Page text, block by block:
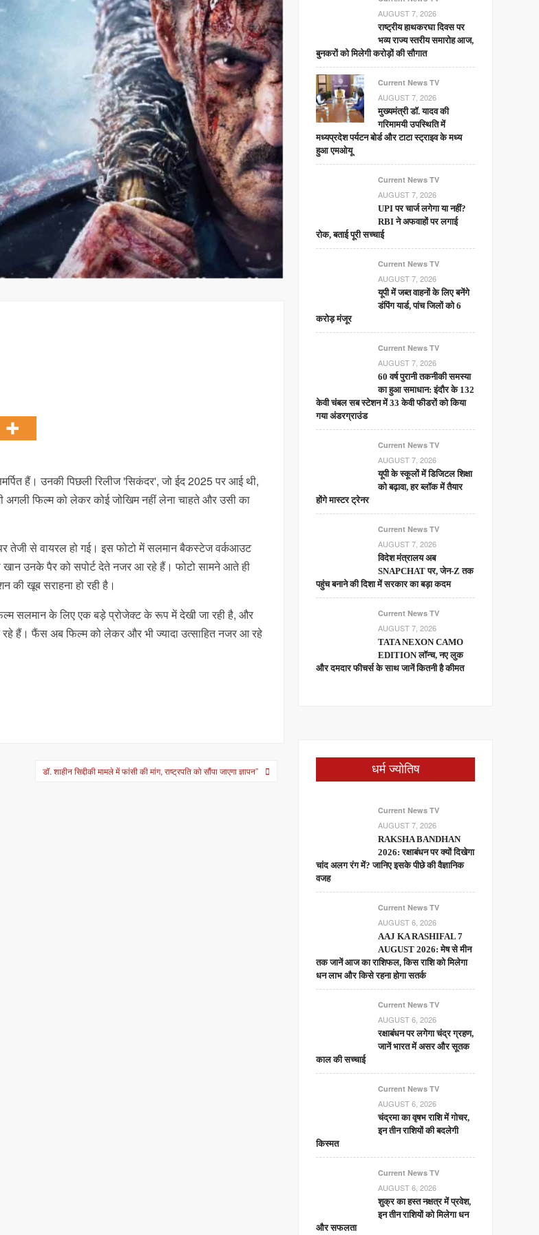
हैं। उनकी पिछली रिलीज 'सिकंदर', जो ईद 2025 पर आई थी,
फिल्म को लेकर कोई जोखिम नहीं लेना चाहते और उसी का
तेजी से वायरल हो गई। इस फोटो में सलमान बैकस्टेज वर्कआउट
उनके पैर को सपोर्ट देते नजर आ रहे हैं। फोटो सामने आते ही
खूब सराहना हो रही है।
सलमान के लिए एक बड़े प्रोजेक्ट के रूप में देखी जा रही है, और
हैं। फैंस अब फिल्म को लेकर और भी ज्यादा उत्साहित नजर आ रहे
डॉ. शाहीन सिद्दीकी मामले में फांसी की मांग, राष्ट्रपति को सौंपा जाएगा ज्ञापन”
AUGUST 7, 2026
राष्ट्रीय हाथकरघा दिवस पर
भव्य राज्य स्तरीय समारोह आज,
बुनकरों को मिलेगी करोड़ों की सौगात
Current News TV
AUGUST 7, 2026
मुख्यमंत्री डॉ. यादव की
गरिमामयी उपस्थिति में
मध्यप्रदेश पर्यटन बोर्ड और टाटा स्ट्राइव के मध्य
हुआ एमओयू
Current News TV
AUGUST 7, 2026
UPI पर चार्ज लगेगा या नहीं?
RBI ने अफवाहों पर लगाई
रोक, बताई पूरी सच्चाई
Current News TV
AUGUST 7, 2026
यूपी में जब्त वाहनों के लिए बनेंगे
डंपिंग यार्ड, पांच जिलों को 6
करोड़ मंजूर
Current News TV
AUGUST 7, 2026
60 वर्ष पुरानी तकनीकी समस्या
का हुआ समाधान: इंदौर के 132
केवी चंबल सब स्टेशन में 33 केवी फीडरों को किया
गया अंडरग्राउंड
Current News TV
AUGUST 7, 2026
यूपी के स्कूलों में डिजिटल शिक्षा
को बढ़ावा, हर ब्लॉक में तैयार
होंगे मास्टर ट्रेनर
Current News TV
AUGUST 7, 2026
विदेश मंत्रालय अब
SNAPCHAT पर, जेन-Z तक
पहुंच बनाने की दिशा में सरकार का बड़ा कदम
Current News TV
AUGUST 7, 2026
TATA NEXON CAMO
EDITION लॉन्च, नए लुक
और दमदार फीचर्स के साथ जानें कितनी है कीमत
धर्म ज्योतिष
Current News TV
AUGUST 7, 2026
RAKSHA BANDHAN
2026: रक्षाबंधन पर क्यों दिखेगा
चांद अलग रंग में? जानिए इसके पीछे की वैज्ञानिक
वजह
Current News TV
AUGUST 6, 2026
AAJ KA RASHIFAL 7
AUGUST 2026: मेष से मीन
तक जानें आज का राशिफल, किस राशि को मिलेगा
धन लाभ और किसे रहना होगा सतर्क
Current News TV
AUGUST 6, 2026
रक्षाबंधन पर लगेगा चंद्र ग्रहण,
जानें भारत में असर और सूतक
काल की सच्चाई
Current News TV
AUGUST 6, 2026
चंद्रमा का वृषभ राशि में गोचर,
इन तीन राशियों की बदलेगी
किस्मत
Current News TV
AUGUST 6, 2026
शुक्र का हस्त नक्षत्र में प्रवेश,
इन तीन राशियों को मिलेगा धन
और सफलता